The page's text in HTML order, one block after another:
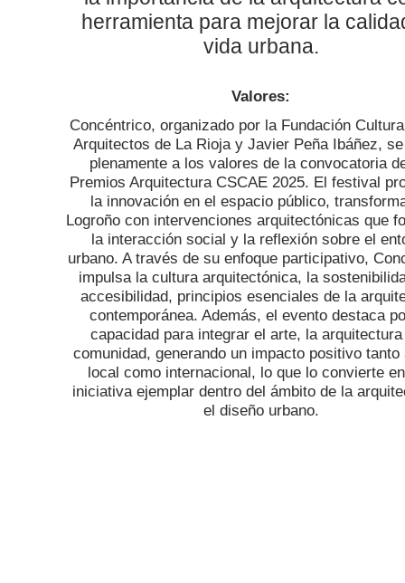
herramienta para mejorar la
vida urbana.
Valores:
Concéntrico, organizado por la Fundación
Arquitectos de La Rioja y Javier Peña Ibáñez,
plenamente a los valores de la convocatoria
Premios Arquitectura CSCAE 2025. El festival
la innovación en el espacio público,
Logroño con intervenciones arquitectónicas que
la interacción social y la reflexión sobre el
urbano. A través de su enfoque participativo,
impulsa la cultura arquitectónica, la
accesibilidad, principios esenciales de la
contemporánea. Además, el evento destaca
capacidad para integrar el arte, la
comunidad, generando un impacto positivo tanto
local como internacional, lo que lo convierte
iniciativa ejemplar dentro del ámbito de la
el diseño urbano.